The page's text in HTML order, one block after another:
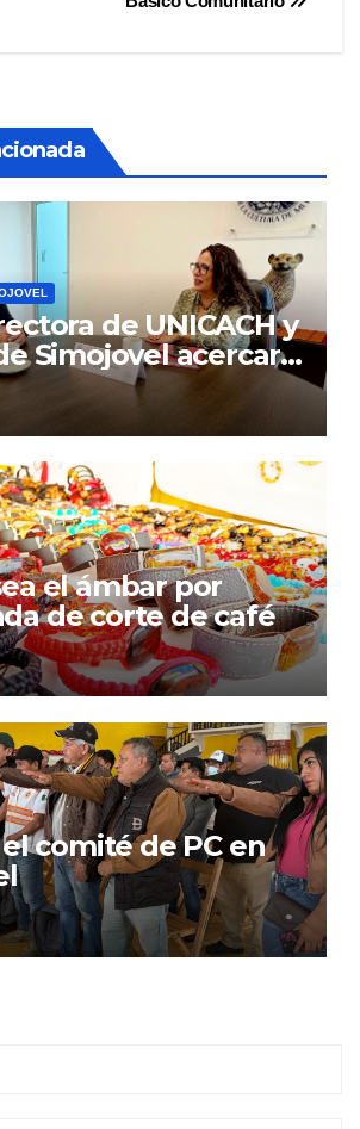
de UNICACH y
Simojovel acercar
a jóvenes
el ámbar por
de corte de café
comité de PC en